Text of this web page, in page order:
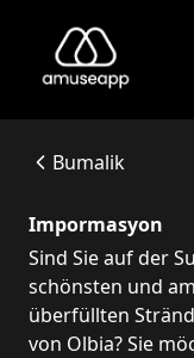
Discovery Olbia,
Sind Sie auf der
Bumalik
Impormasyon
Sind Sie auf der
schönsten und
überfüllten
von Olbia? Sie